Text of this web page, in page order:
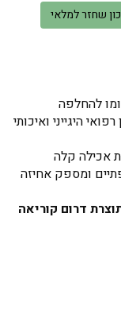
שחזר למלאי
להחלפה
היגייני ואיכותי
אכילה קלה
ומספק אחיזה
דרום קוריאה